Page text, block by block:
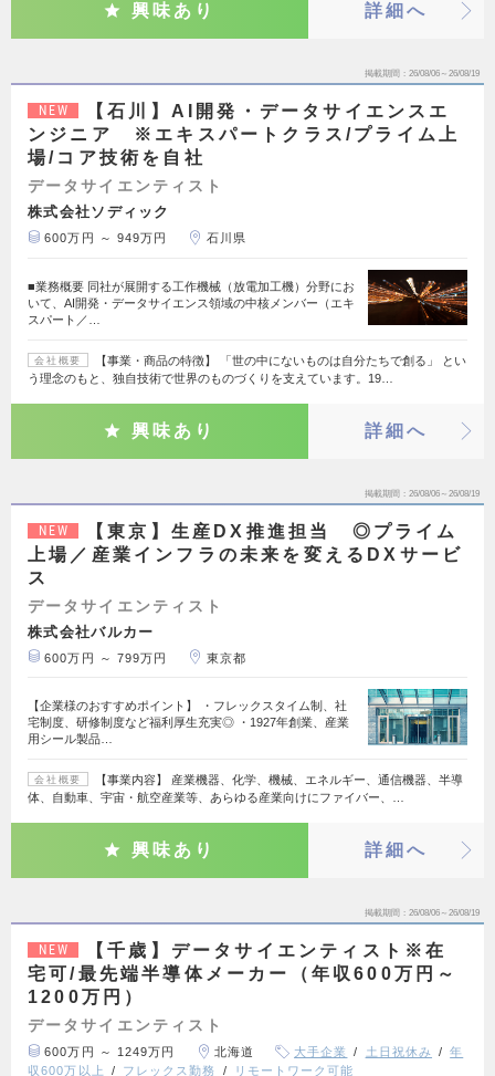
興味あり 詳細へ
掲載期間 26/08/06～26/08/19
NEW
【石川】AI開発・データサイエンスエ
ンジニア ※エキスパートクラス/プライム上
場/コア技術を自社
データサイエンティスト
株式会社ソディック
600万円 ～ 949万円 石川県
■業務概要 同社が展開する工作機械（放電加工機）分野にお
いて、AI開発・データサイエンス領域の中核メンバー（エキ
スパート／…
会社概要
【事業・商品の特徴】 「世の中にないものは自分たちで創る」 とい
う理念のもと、独自技術で世界のものづくりを支えています。19…
興味あり 詳細へ
掲載期間 26/08/06～26/08/19
NEW
【東京】生産DX推進担当 ◎プライム
上場／産業インフラの未来を変えるDXサービ
ス
データサイエンティスト
株式会社バルカー
600万円 ～ 799万円 東京都
【企業様のおすすめポイント】 ・フレックスタイム制、社
宅制度、研修制度など福利厚生充実◎ ・1927年創業、産業
用シール製品…
会社概要
【事業内容】 産業機器、化学、機械、エネルギー、通信機器、半導
体、自動車、宇宙・航空産業等、あらゆる産業向けにファイバー、…
興味あり 詳細へ
掲載期間 26/08/06～26/08/19
NEW
【千歳】データサイエンティスト※在
宅可/最先端半導体メーカー（年収600万円～
1200万円）
データサイエンティスト
600万円 ～ 1249万円 北海道 大手企業 土日祝休み
年
収600万以上
フレックス勤務 リモートワーク可能